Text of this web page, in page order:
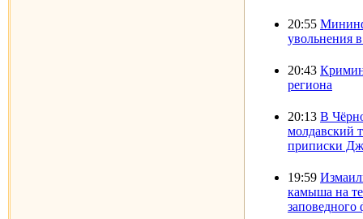
20:55
увольнения
20:43
региона
20:13 В
молдавский
приписки
19:59
камыша на